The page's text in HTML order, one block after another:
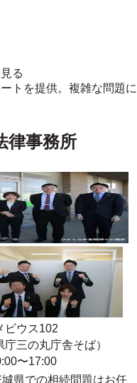
る
トを提供。複雑な問題に
律事務所
ビウス102
三の丸庁舎そば）
〜17:00
県での相続問題はお任